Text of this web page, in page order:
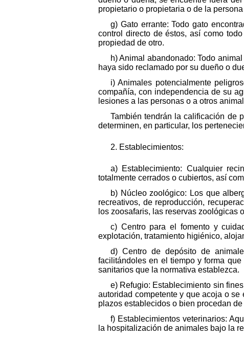
propietario o propietaria o de la
g) Gato errante: Todo gato
control directo de éstos, así como
propiedad de otro.
h) Animal abandonado: Todo
haya sido reclamado por su dueño o
i) Animales potencialmente
compañía, con independencia de su
lesiones a las personas o a otros
También tendrán la calificación de
determinen, en particular, los
2. Establecimientos:
a) Establecimiento: Cualquier
totalmente cerrados o cubiertos, así
b) Núcleo zoológico: Los que
recreativos, de reproducción,
los zoosafaris, las reservas
c) Centro para el fomento y
explotación, tratamiento higiénico,
d) Centro de depósito de
facilitándoles en el tiempo y forma
sanitarios que la normativa establezca.
e) Refugio: Establecimiento sin
autoridad competente y que acoja o
plazos establecidos o bien procedan
f) Establecimientos veterinarios:
la hospitalización de animales bajo la